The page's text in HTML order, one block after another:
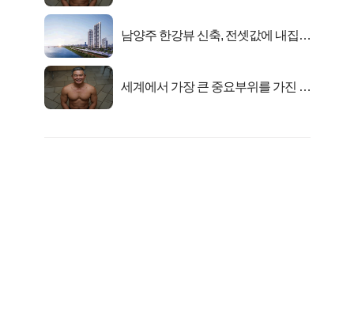
남양주 한강뷰 신축, 전셋값에 내집마
세계에서 가장 큰 중요부위를 가진 남